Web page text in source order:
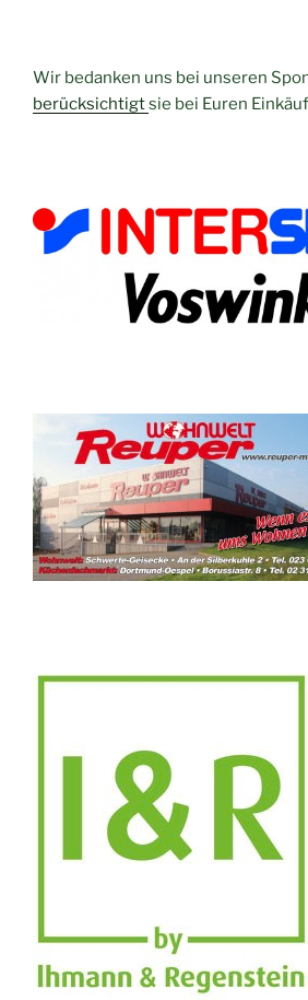
Wir bedanken uns bei unseren
berücksichtigtsie bei Euren